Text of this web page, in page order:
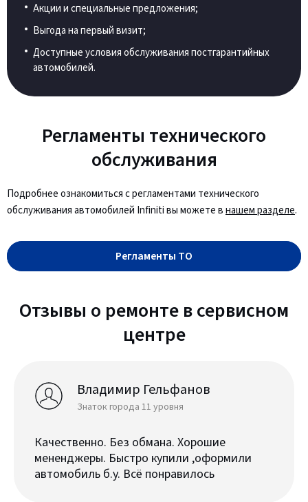
Акции и специальные предложения;
Выгода на первый визит;
Доступные условия обслуживания постгарантийных
автомобилей.
Регламенты технического
обслуживания
Подробнее ознакомиться с регламентами технического
обслуживания автомобилей Infiniti вы можете внашем разделе.
Регламенты ТО
Отзывы о ремонте в сервисном
центре
Владимир Гельфанов
Знаток города 11 уровня
Качественно. Без обмана. Хорошие
мененджеры. Быстро купили ,оформили
автомобиль б.у. Всё понравилось